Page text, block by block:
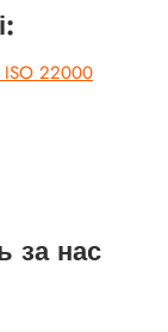
ISO 22000
за нас